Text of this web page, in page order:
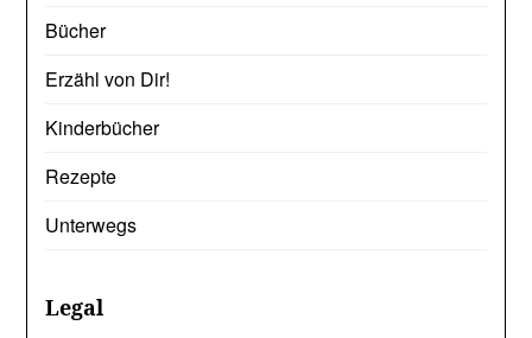
Bücher
Erzähl von Dir!
Kinderbücher
Rezepte
Unterwegs
Legal